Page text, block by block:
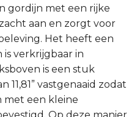
gordijn met een rijke
aan en zorgt voor
Het heeft een
is verkrijgbaar in
is een stuk
vastgenaaid zodat
met een kleine